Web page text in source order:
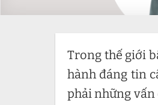
Trong thế giới
hành đáng tin
phải những vấn